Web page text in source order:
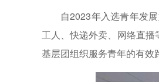
自2023年入选青年发展
工人、快递外卖、网络直
基层团组织服务青年的有效